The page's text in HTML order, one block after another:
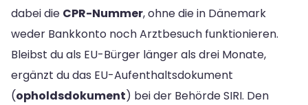
dabei die CPR-Nummer, ohne die in Dänemark
weder Bankkonto noch Arztbesuch funktionieren.
Bleibst du als EU-Bürger länger als drei Monate,
ergänzt du das EU-Aufenthaltsdokument
(opholdsdokument) bei der Behörde SIRI. Den